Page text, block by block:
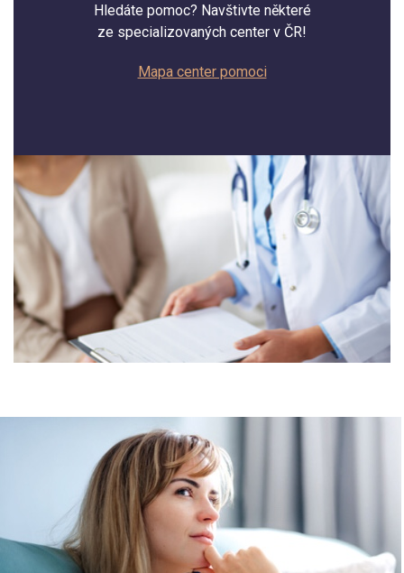
Hledáte pomoc? Navštivte některé
ze specializovaných center v ČR!
Mapa center pomoci